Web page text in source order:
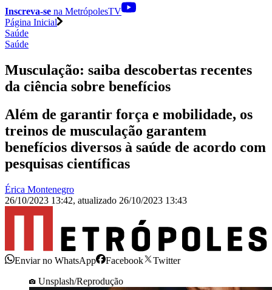
Inscreva-se na MetrópolesTV
Página Inicial
Saúde
Saúde
Musculação: saiba descobertas recentes
da ciência sobre benefícios
Além de garantir força e mobilidade, os
treinos de musculação garantem
benefícios diversos à saúde de acordo com
pesquisas científicas
Érica Montenegro
26/10/2023 13:42, atualizado 26/10/2023 13:43
Enviar no WhatsApp Facebook
Twitter
Unsplash/Reprodução